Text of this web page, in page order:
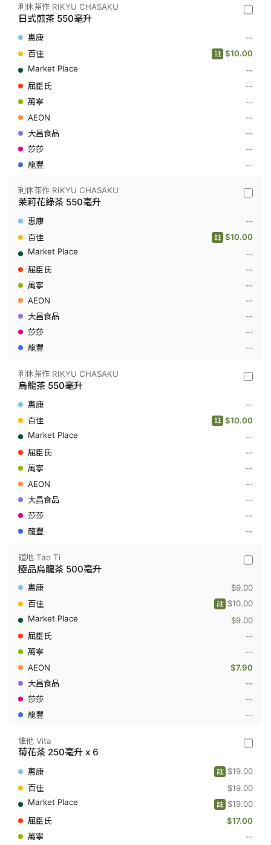
利
RIKYU
煎
550
利休茶作 RIKYU CHASAKU
日式煎茶 550毫升
--
$10.00
註
--
--
--
--
--
--
--
利
RIKYU
花
茶
升
利休茶作 RIKYU CHASAKU
茉莉花綠茶 550毫升
--
$10.00
註
--
--
--
--
--
--
--
利
RIKYU
茶
毫
利休茶作 RIKYU CHASAKU
烏龍茶 550毫升
--
$10.00
註
--
--
--
--
--
--
--
道
Tao
Ti
-
品
茶
毫
道地 Tao Ti
極品烏龍茶 500毫升
$9.00
$10.00
註
$9.00
--
--
$7.90
--
--
--
維
Vita
-
菊
茶
毫
升
維他 Vita
菊花茶 250毫升 x 6
$19.00
註
$19.00
$19.00
註
$17.00
--